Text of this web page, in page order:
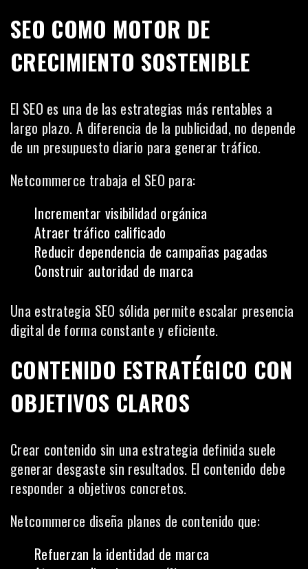
SEO COMO MOTOR DE
CRECIMIENTO SOSTENIBLE
El SEO es una de las estrategias más rentables a
largo plazo. A diferencia de la publicidad, no depende
de un presupuesto diario para generar tráfico.
Netcommerce trabaja el SEO para:
Incrementar visibilidad orgánica
Atraer tráfico calificado
Reducir dependencia de campañas pagadas
Construir autoridad de marca
Una estrategia SEO sólida permite escalar presencia
digital de forma constante y eficiente.
CONTENIDO ESTRATÉGICO CON
OBJETIVOS CLAROS
Crear contenido sin una estrategia definida suele
generar desgaste sin resultados. El contenido debe
responder a objetivos concretos.
Netcommerce diseña planes de contenido que:
Refuerzan la identidad de marca